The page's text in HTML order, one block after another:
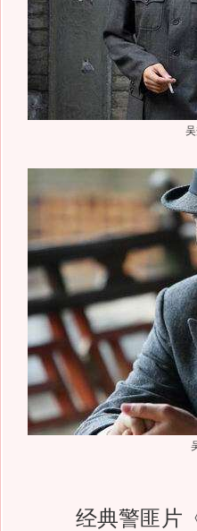
经典警匪片《